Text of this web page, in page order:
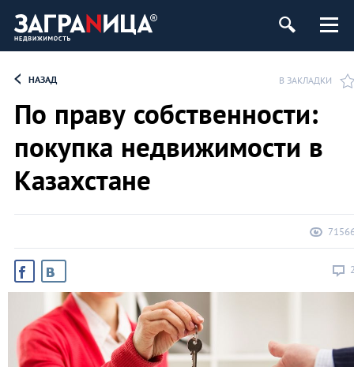
НАЗАД В ЗАКЛАДКИ
По праву собственности:
покупка недвижимости в
Казахстане